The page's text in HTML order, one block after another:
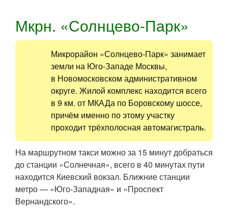
Мкрн. «Солнцево-Парк»
Микрорайон «Солнцево-Парк» занимает
земли на Юго-Западе Москвы,
в Новомосковском административном
округе. Жилой комплекс находится всего
в 9 км. от МКАДа по Боровскому шоссе,
причём именно по этому участку
проходит трёхполосная автомагистраль.
На маршрутном такси можно за 15 минут добраться
до станции «Солнечная», всего в 40 минутах пути
находится Киевский вокзал. Ближние станции
метро — «Юго-Западная» и «Проспект
Вернандского».